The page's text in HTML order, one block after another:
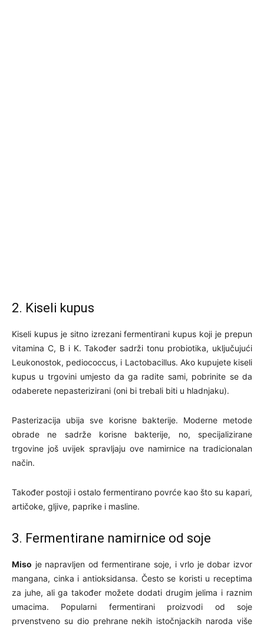
2. Kiseli kupus
Kiseli kupus je sitno izrezani fermentirani kupus koji je prepun
vitamina C, B i K. Također sadrži tonu probiotika, uključujući
Leukonostok, pediococcus, i Lactobacillus. Ako kupujete kiseli
kupus u trgovini umjesto da ga radite sami, pobrinite se da
odaberete nepasterizirani (oni bi trebali biti u hladnjaku).
Pasterizacija ubija sve korisne bakterije. Moderne metode
obrade ne sadrže korisne bakterije, no, specijalizirane
trgovine još uvijek spravljaju ove namirnice na tradicionalan
način.
Također postoji i ostalo fermentirano povrće kao što su kapari,
artičoke, gljive, paprike i masline.
3. Fermentirane namirnice od soje
Miso je napravljen od fermentirane soje, i vrlo je dobar izvor
mangana, cinka i antioksidansa. Često se koristi u receptima
za juhe, ali ga također možete dodati drugim jelima i raznim
umacima. Popularni fermentirani proizvodi od soje
prvenstveno su dio prehrane nekih istočnjackih naroda više